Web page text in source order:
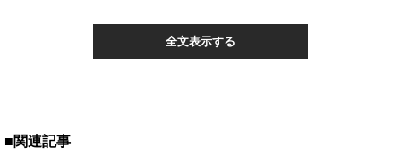
全文表示する
■関連記事